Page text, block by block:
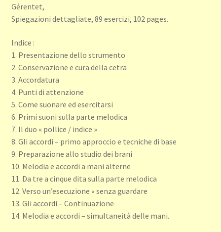
Gérentet,
Spiegazioni dettagliate, 89 esercizi, 102 pages.
Indice :
1. Presentazione dello strumento
2. Conservazione e cura della cetra
3. Accordatura
4. Punti di attenzione
5. Come suonare ed esercitarsi
6. Primi suoni sulla parte melodica
7. Il duo « pollice / indice »
8. Gli accordi – primo approccio e tecniche di base
9. Preparazione allo studio dei brani
10. Melodia e accordi a mani alterne
11. Da tre a cinque dita sulla parte melodica
12. Verso un’esecuzione « senza guardare
13. Gli accordi – Continuazione
14. Melodia e accordi – simultaneità delle mani.